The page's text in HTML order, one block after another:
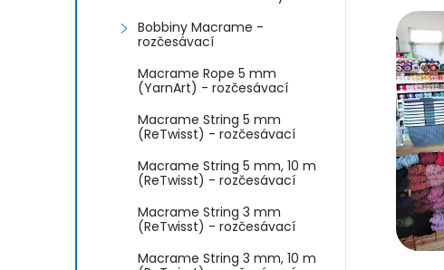
Bobbiny Macrame -
rozčesávací
Macrame Rope 5 mm
(YarnArt) - rozčesávací
Macrame String 5 mm
(ReTwisst) - rozčesávací
Macrame String 5 mm, 10 m
(ReTwisst) - rozčesávací
Macrame String 3 mm
(ReTwisst) - rozčesávací
Macrame String 3 mm, 10 m